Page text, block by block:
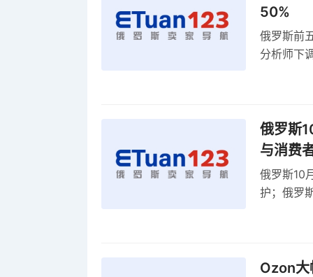
50%
俄罗斯前
分析师下
俄罗斯
与消费
俄罗斯10
护；俄罗
Ozon大